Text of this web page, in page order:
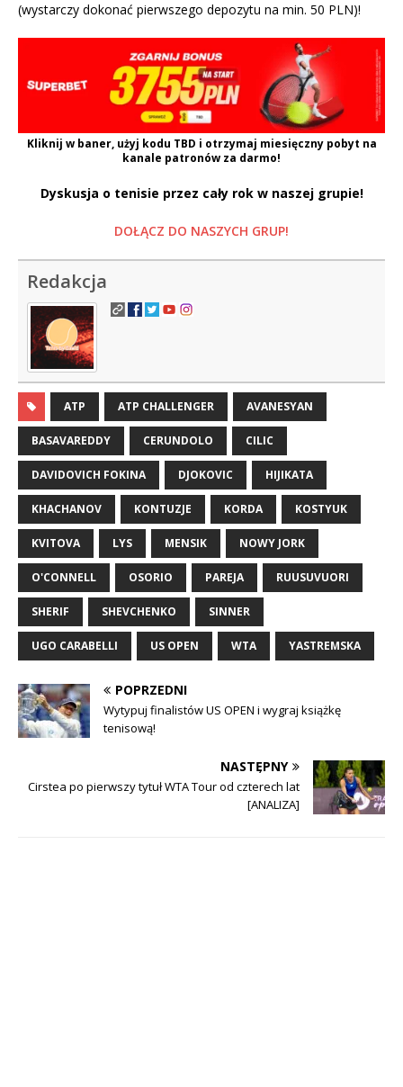
(wystarczy dokonać pierwszego depozytu na min. 50 PLN)!
Kliknij w baner, użyj kodu TBD i otrzymaj miesięczny pobyt na
kanale patronów za darmo!
Dyskusja o tenisie przez cały rok w naszej grupie!
DOŁĄCZ DO NASZYCH GRUP!
Redakcja
ATP ATP CHALLENGER AVANESYAN
BASAVAREDDY CERUNDOLO CILIC
DAVIDOVICH FOKINA DJOKOVIC HIJIKATA
KHACHANOV KONTUZJE KORDA KOSTYUK
KVITOVA LYS MENSIK NOWY JORK
O'CONNELL OSORIO PAREJA RUUSUVUORI
SHERIF SHEVCHENKO SINNER
UGO CARABELLI US OPEN WTA YASTREMSKA
POPRZEDNI
Wytypuj finalistów US OPEN i wygraj książkę
tenisową!
NASTĘPNY
Cirstea po pierwszy tytuł WTA Tour od czterech lat
[ANALIZA]